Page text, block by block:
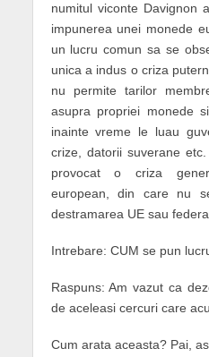
numitul viconte Davignon
impunerea unei monede
un lucru comun sa se
unica a indus o criza
nu permite tarilor
asupra propriei monede
inainte vreme le luau
crize, datorii suverane
provocat o criza
european, din care nu
destramarea UE sau
Intrebare: CUM se pun
Raspuns: Am vazut ca
de aceleasi cercuri care
Cum arata aceasta? Pai,